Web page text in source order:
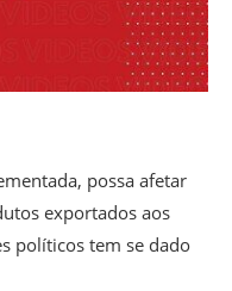
possa afetar
exportados aos
políticos tem se dado